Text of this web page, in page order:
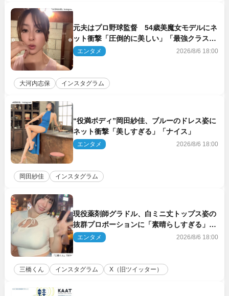
元夫はプロ野球監督 54歳美魔女モデルにネ
ット衝撃「圧倒的に美しい」「最強クラス」
「うっとり」
エンタメ 2026/8/6 18:00
大河内志保 インスタグラム
“役満ボディ”岡田紗佳、ブルーのドレス姿に
ネット衝撃「美しすぎる」「ナイス」
エンタメ 2026/8/6 18:00
岡田紗佳 インスタグラム
現役薬剤師グラドル、白ミニ丈トップス姿の
抜群プロポーションに「素晴らしすぎる」
「すっっっご！」とネット絶賛
エンタメ 2026/8/6 18:00
三橋くん インスタグラム X（旧ツイッター）